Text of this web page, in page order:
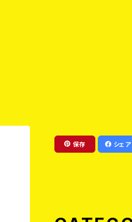
保存 シェア